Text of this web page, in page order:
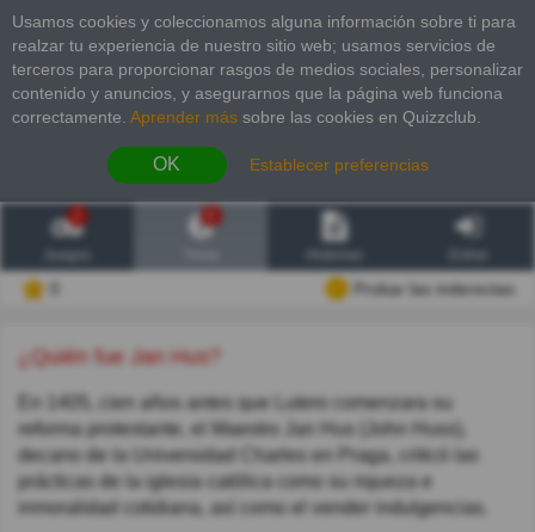
Usamos cookies y coleccionamos alguna información sobre ti para
realzar tu experiencia de nuestro sitio web; usamos servicios de
terceros para proporcionar rasgos de medios sociales, personalizar
contenido y anuncios, y asegurarnos que la página web funciona
correctamente. Aprender más sobre las cookies en Quizzclub.
OK Establecer preferencias
2
Probar las inderectas
¿Quién fue Jan Hus?
En 1405, cien años antes que Lutero comenzara su
reforma protestante, el Maestro Jan Hus (John Huss),
decano de la Universidad Charles en Praga, criticó las
prácticas de la iglesia católica como su riqueza e
inmoralidad cotidiana, así como el vender indulgencias.